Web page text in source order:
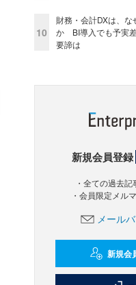
10
財務・会計DXは、
か BI導入でも予実
要諦は
新規会員登録
・全ての過去
・会員限定メル
メール
新規会